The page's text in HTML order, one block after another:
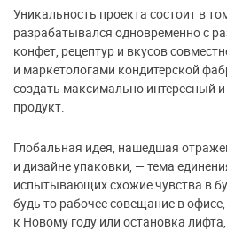
Уникальность проекта состоит в
разрабатывался одновременно с
конфет, рецептур и вкусов
и маркетологами кондитерской
создать максимально интересный
продукт.
Глобальная идея, нашедшая
и дизайне упаковки, — тема
испытывающих схожие чувства в
будь то рабочее совещание в
к Новому году или остановка